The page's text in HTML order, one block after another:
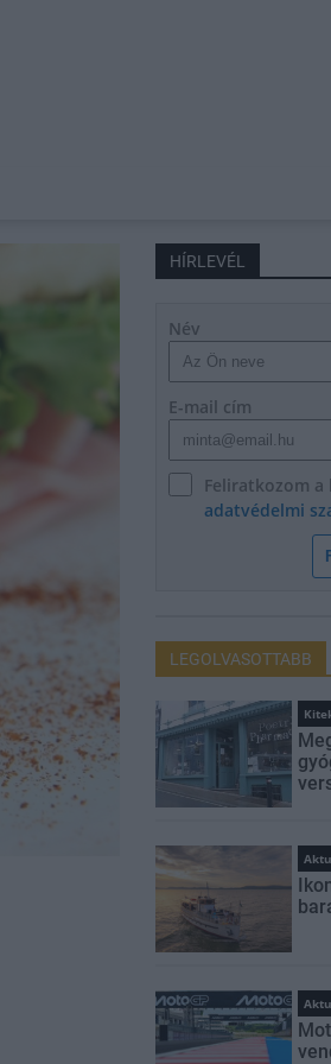
HÍRLEVÉL
Név
E-mail cím
Feliratkozom
adatvédelmi
LEGOLVASOTTABB